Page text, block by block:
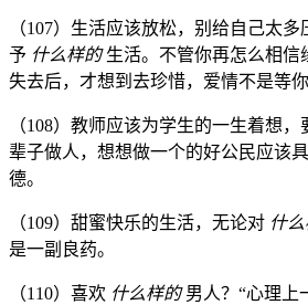
（107）生活应该放松，别给自己太
予 什么样的生活。不管你再怎么相信
失去后，才想到去珍惜，爱情不是等
（108）教师应该为学生的一生着想
辈子做人，想想做一个的好公民应该
德。
（109）甜蜜快乐的生活，无论对 什
是一副良药。
（110）喜欢 什么样的男人？“心理上